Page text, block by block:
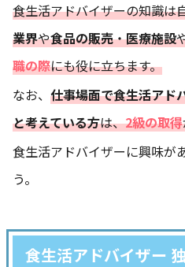
食生活アドバイザーの知識は
業界や食品の販売・医療施設
職の際にも役に立ちます。
なお、 仕事場面で食生活アド
と考えている方は、2級の取得
食生活アドバイザーに興味が
う。
食生活アドバイザー